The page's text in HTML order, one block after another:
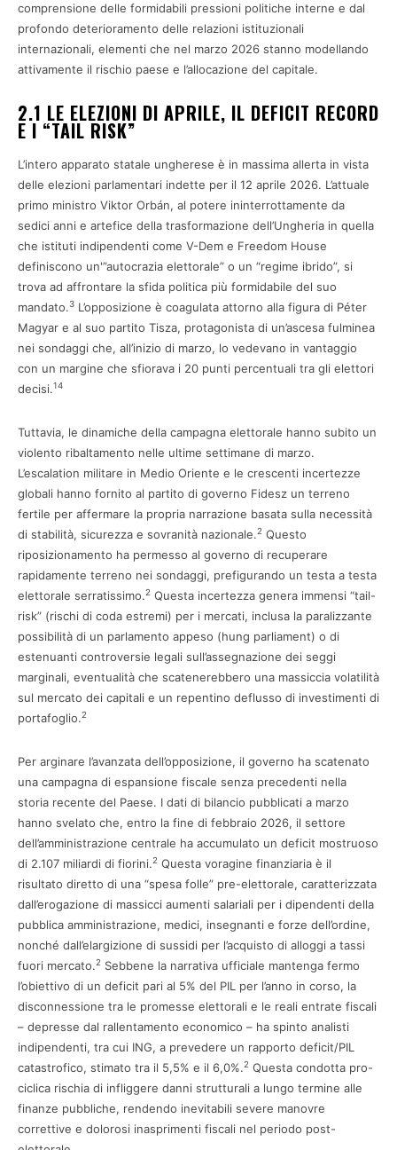
comprensione delle formidabili pressioni politiche interne e dal
profondo deterioramento delle relazioni istituzionali
internazionali, elementi che nel marzo 2026 stanno modellando
attivamente il rischio paese e l’allocazione del capitale.
2.1 LE ELEZIONI DI APRILE, IL DEFICIT RECORD
E I “TAIL RISK”
L’intero apparato statale ungherese è in massima allerta in vista
delle elezioni parlamentari indette per il 12 aprile 2026. L’attuale
primo ministro Viktor Orbán, al potere ininterrottamente da
sedici anni e artefice della trasformazione dell’Ungheria in quella
che istituti indipendenti come V-Dem e Freedom House
definiscono un'”autocrazia elettorale” o un “regime ibrido”, si
trova ad affrontare la sfida politica più formidabile del suo
mandato.3 L’opposizione è coagulata attorno alla figura di Péter
Magyar e al suo partito Tisza, protagonista di un’ascesa fulminea
nei sondaggi che, all’inizio di marzo, lo vedevano in vantaggio
con un margine che sfiorava i 20 punti percentuali tra gli elettori
decisi.14
Tuttavia, le dinamiche della campagna elettorale hanno subito un
violento ribaltamento nelle ultime settimane di marzo.
L’escalation militare in Medio Oriente e le crescenti incertezze
globali hanno fornito al partito di governo Fidesz un terreno
fertile per affermare la propria narrazione basata sulla necessità
di stabilità, sicurezza e sovranità nazionale.2 Questo
riposizionamento ha permesso al governo di recuperare
rapidamente terreno nei sondaggi, prefigurando un testa a testa
elettorale serratissimo.2 Questa incertezza genera immensi “tail-
risk” (rischi di coda estremi) per i mercati, inclusa la paralizzante
possibilità di un parlamento appeso (hung parliament) o di
estenuanti controversie legali sull’assegnazione dei seggi
marginali, eventualità che scatenerebbero una massiccia volatilità
sul mercato dei capitali e un repentino deflusso di investimenti di
portafoglio.2
Per arginare l’avanzata dell’opposizione, il governo ha scatenato
una campagna di espansione fiscale senza precedenti nella
storia recente del Paese. I dati di bilancio pubblicati a marzo
hanno svelato che, entro la fine di febbraio 2026, il settore
dell’amministrazione centrale ha accumulato un deficit mostruoso
di 2.107 miliardi di fiorini.2 Questa voragine finanziaria è il
risultato diretto di una “spesa folle” pre-elettorale, caratterizzata
dall’erogazione di massicci aumenti salariali per i dipendenti della
pubblica amministrazione, medici, insegnanti e forze dell’ordine,
nonché dall’elargizione di sussidi per l’acquisto di alloggi a tassi
fuori mercato.2 Sebbene la narrativa ufficiale mantenga fermo
l’obiettivo di un deficit pari al 5% del PIL per l’anno in corso, la
disconnessione tra le promesse elettorali e le reali entrate fiscali
– depresse dal rallentamento economico – ha spinto analisti
indipendenti, tra cui ING, a prevedere un rapporto deficit/PIL
catastrofico, stimato tra il 5,5% e il 6,0%.2 Questa condotta pro-
ciclica rischia di infliggere danni strutturali a lungo termine alle
finanze pubbliche, rendendo inevitabili severe manovre
correttive e dolorosi inasprimenti fiscali nel periodo post-